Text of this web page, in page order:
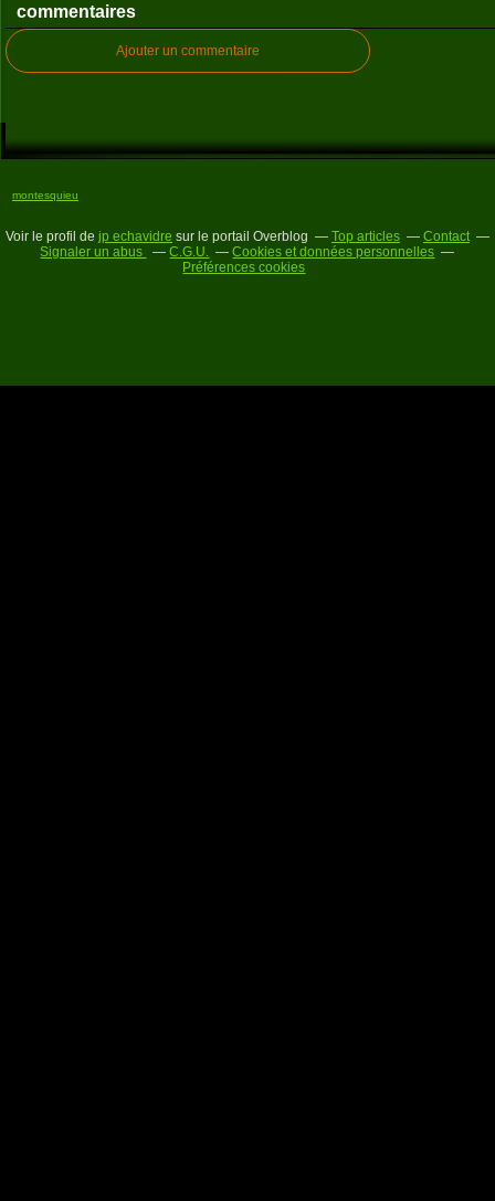
commentaires
Ajouter un commentaire
montesquieu
Voir le profil de jp echavidre sur le portail Overblog Top articles
Contact
Signaler un abus
C.G.U.
Cookies et données personnelles
Préférences cookies